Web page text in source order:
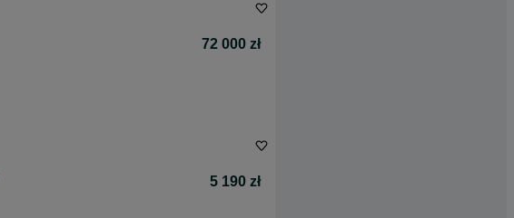
72 000 zł
5 190 zł